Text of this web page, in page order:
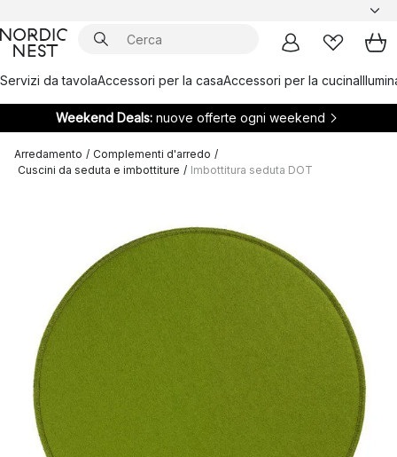
Servizi da tavolaAccessori per la casaAccessori per la cucina
Weekend Deals: nuove offerte ogni weekend
Arredamento / Complementi d'arredo /
Cuscini da seduta e imbottiture / Imbottitura seduta DOT